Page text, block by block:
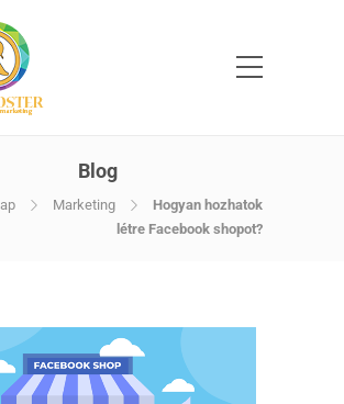
Blog
Marketing
Hogyan hozhatok
létre Facebook shopot?